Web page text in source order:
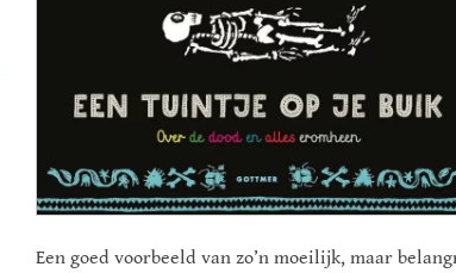
Een goed voorbeeld van zo’n moeilijk, maar